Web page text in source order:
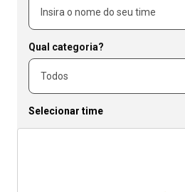
Qual categoria?
Selecionar time